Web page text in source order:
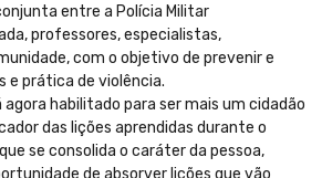
entre a Polícia Militar
professores, especialistas,
com o objetivo de prevenir e
e prática de violência.
habilitado para ser mais um cidadão
das lições aprendidas durante o
se consolida o caráter da pessoa,
de absorver lições que vão